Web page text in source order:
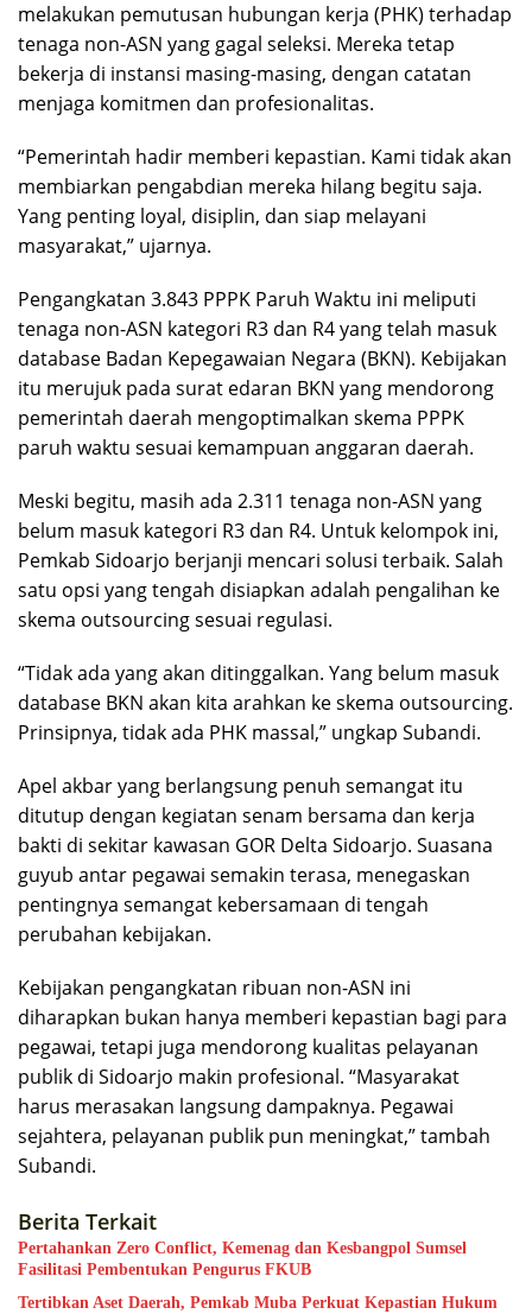
melakukan pemutusan hubungan kerja (PHK) terhadap
tenaga non-ASN yang gagal seleksi. Mereka tetap
bekerja di instansi masing-masing, dengan catatan
menjaga komitmen dan profesionalitas.
“Pemerintah hadir memberi kepastian. Kami tidak akan
membiarkan pengabdian mereka hilang begitu saja.
Yang penting loyal, disiplin, dan siap melayani
masyarakat,” ujarnya.
Pengangkatan 3.843 PPPK Paruh Waktu ini meliputi
tenaga non-ASN kategori R3 dan R4 yang telah masuk
database Badan Kepegawaian Negara (BKN). Kebijakan
itu merujuk pada surat edaran BKN yang mendorong
pemerintah daerah mengoptimalkan skema PPPK
paruh waktu sesuai kemampuan anggaran daerah.
Meski begitu, masih ada 2.311 tenaga non-ASN yang
belum masuk kategori R3 dan R4. Untuk kelompok ini,
Pemkab Sidoarjo berjanji mencari solusi terbaik. Salah
satu opsi yang tengah disiapkan adalah pengalihan ke
skema outsourcing sesuai regulasi.
“Tidak ada yang akan ditinggalkan. Yang belum masuk
database BKN akan kita arahkan ke skema outsourcing.
Prinsipnya, tidak ada PHK massal,” ungkap Subandi.
Apel akbar yang berlangsung penuh semangat itu
ditutup dengan kegiatan senam bersama dan kerja
bakti di sekitar kawasan GOR Delta Sidoarjo. Suasana
guyub antar pegawai semakin terasa, menegaskan
pentingnya semangat kebersamaan di tengah
perubahan kebijakan.
Kebijakan pengangkatan ribuan non-ASN ini
diharapkan bukan hanya memberi kepastian bagi para
pegawai, tetapi juga mendorong kualitas pelayanan
publik di Sidoarjo makin profesional. “Masyarakat
harus merasakan langsung dampaknya. Pegawai
sejahtera, pelayanan publik pun meningkat,” tambah
Subandi.
Berita Terkait
Pertahankan Zero Conflict, Kemenag dan Kesbangpol Sumsel
Fasilitasi Pembentukan Pengurus FKUB
Tertibkan Aset Daerah, Pemkab Muba Perkuat Kepastian Hukum